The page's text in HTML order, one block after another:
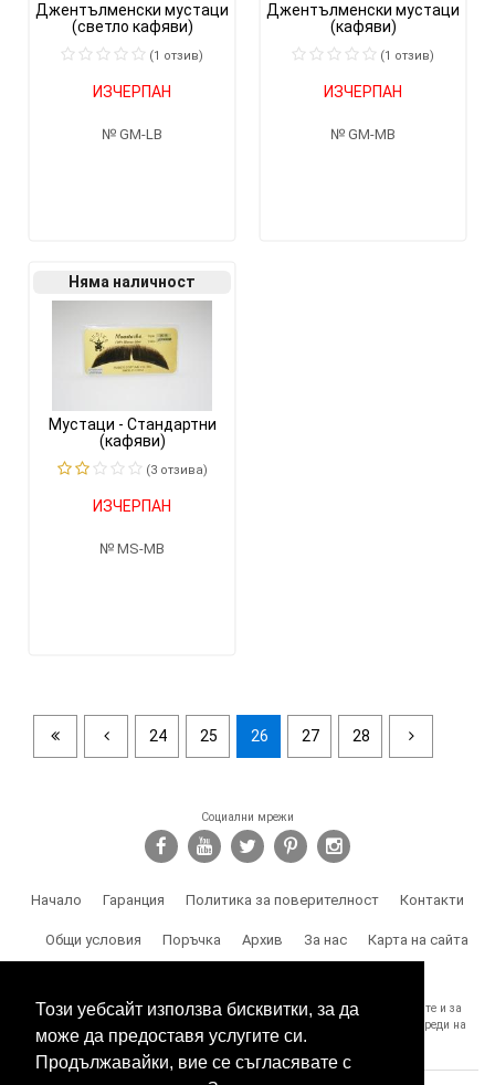
Този уебсайт използва бисквитки, за да
може да предоставя услугите си.
Продължавайки, вие се съгласявате с
Джентълменски мустаци
(светло кафяви)
(1 отзив)
ИЗЧЕРПАН
GM-LB
Джентълменски мустаци
(кафяви)
(1 отзив)
ИЗЧЕРПАН
GM-MB
Няма наличност
Мустаци - Стандартни
(кафяви)
(3 отзивa)
ИЗЧЕРПАН
MS-MB
24 25 26 27 28
Социални мрежи
Начало Гаранция Политика за поверителност Контакти
Общи условия Поръчка Архив За нас Карта на сайта
SPY.BG Ви напомня, че носите отговорност за използването на продуктите и за
спазване на законите, както и за злоумишлени и незаконни действия, вреди на
трети лица и др.